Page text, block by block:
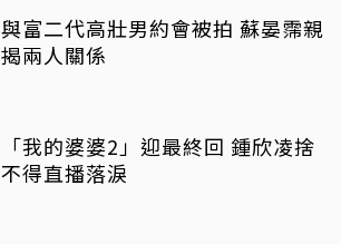
與富二代高壯男約會被拍 蘇晏霈親
揭兩人關係
「我的婆婆2」迎最終回 鍾欣凌捨
不得直播落淚